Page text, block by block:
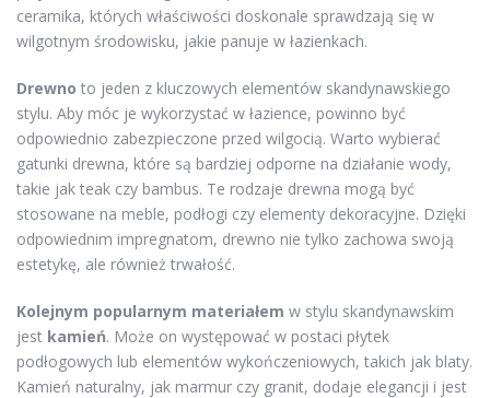
ceramika, których właściwości doskonale sprawdzają się w
wilgotnym środowisku, jakie panuje w łazienkach.
Drewno to jeden z kluczowych elementów skandynawskiego
stylu. Aby móc je wykorzystać w łazience, powinno być
odpowiednio zabezpieczone przed wilgocią. Warto wybierać
gatunki drewna, które są bardziej odporne na działanie wody,
takie jak teak czy bambus. Te rodzaje drewna mogą być
stosowane na meble, podłogi czy elementy dekoracyjne. Dzięki
odpowiednim impregnatom, drewno nie tylko zachowa swoją
estetykę, ale również trwałość.
Kolejnym popularnym materiałem w stylu skandynawskim
jest kamień. Może on występować w postaci płytek
podłogowych lub elementów wykończeniowych, takich jak blaty.
Kamień naturalny, jak marmur czy granit, dodaje elegancji i jest